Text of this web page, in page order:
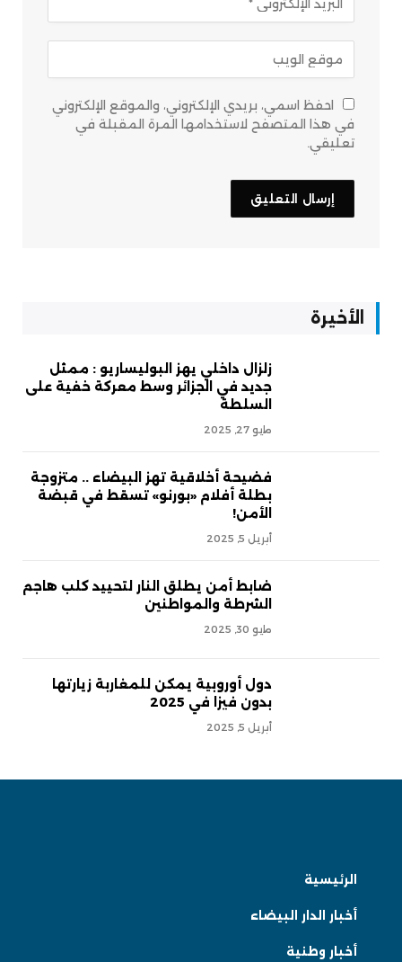
احفظ اسمي، بريدي الإلكتروني، والموقع الإلكتروني
في هذا المتصفح لاستخدامها المرة المقبلة في
تعليقي.
الأخيرة
زلزال داخلي يهز البوليساريو : ممثل
جديد في الجزائر وسط معركة خفية على
السلطة
مايو 27, 2025
فضيحة أخلاقية تهز البيضاء .. متزوجة
بطلة أفلام «بورنو» تسقط في قبضة
الأمن!
أبريل 5, 2025
ضابط أمن يطلق النار لتحييد كلب هاجم
الشرطة والمواطنين
مايو 30, 2025
دول أوروبية يمكن للمغاربة زيارتها
بدون فيزا في 2025
أبريل 5, 2025
الرئيسية
أخبار الدار البيضاء
أخبار وطنية